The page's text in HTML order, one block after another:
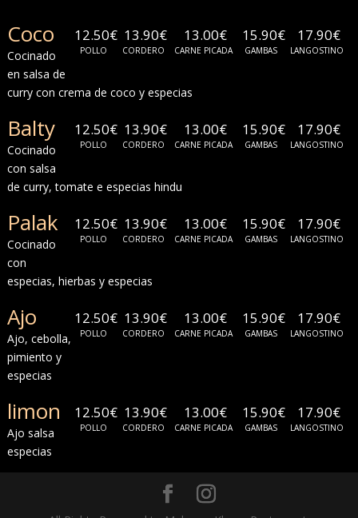
Coco 12.50€
POLLO
13.90€
CORDERO
13.00€
CARNE PICADA
15.90€
GAMBAS
17.90€
LANGOSTINO
Cocinado
en salsa de
curry con crema de coco y especias
Balty 12.50€
POLLO
13.90€
CORDERO
13.00€
CARNE PICADA
15.90€
GAMBAS
17.90€
LANGOSTINO
Cocinado
con salsa
de curry, tomate e especias hindu
Palak 12.50€
POLLO
13.90€
CORDERO
13.00€
CARNE PICADA
15.90€
GAMBAS
17.90€
LANGOSTINO
Cocinado
con
especias, hierbas y especias
Ajo 12.50€
POLLO
13.90€
CORDERO
13.00€
CARNE PICADA
15.90€
GAMBAS
17.90€
LANGOSTINO
Ajo, cebolla,
pimiento y
especias
limon 12.50€
POLLO
13.90€
CORDERO
13.00€
CARNE PICADA
15.90€
GAMBAS
17.90€
LANGOSTINO
Ajo salsa
especias